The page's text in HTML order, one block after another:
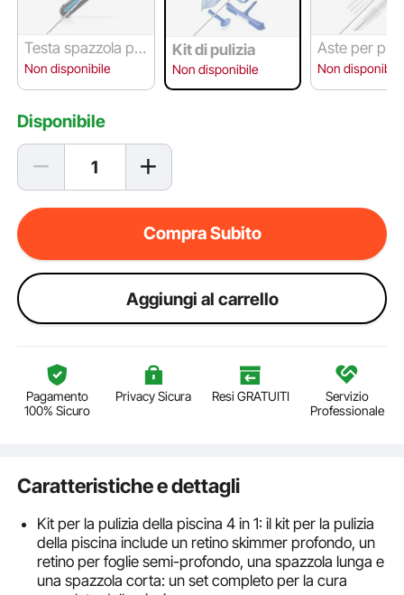
Testa spazzola pe
r piscina
Non disponibile
Kit di pulizia
Non disponibile
Aste per
cina (1~4.6
Non disponibile
Disponibile
Compra Subito
Aggiungi al carrello
Pagamento
100% Sicuro
Privacy Sicura Resi GRATUITI
Servizio
Professionale
Caratteristiche e dettagli
Kit per la pulizia della piscina 4 in 1: il kit per la pulizia
della piscina include un retino skimmer profondo, un
retino per foglie semi-profondo, una spazzola lunga e
una spazzola corta: un set completo per la cura